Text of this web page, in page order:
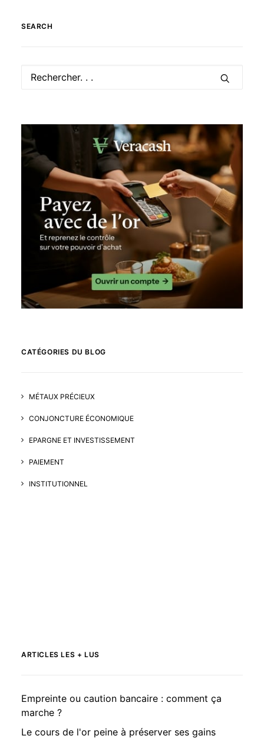
SEARCH
CATÉGORIES DU BLOG
MÉTAUX PRÉCIEUX
CONJONCTURE ÉCONOMIQUE
EPARGNE ET INVESTISSEMENT
PAIEMENT
INSTITUTIONNEL
ARTICLES LES + LUS
Empreinte ou caution bancaire : comment ça
marche ?
Le cours de l'or peine à préserver ses gains